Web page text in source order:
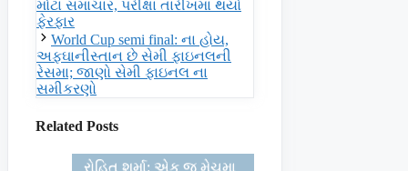
મોટા સમાચાર, પરીક્ષા તારીખમા થયો
ફેરફાર
World Cup semi final: ના હોય,
અફઘાનીસ્તાન છે સેમી ફાઇનલની
રેસમા; જાણો સેમી ફાઇનલ ના
સમીકરણો
Related Posts
રોહિત શર્મા: એક જ મેચમા